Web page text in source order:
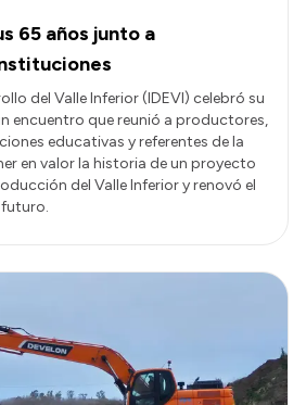
65 años junto a
del Valle Inferior (IDEVI) celebró su
encuentro que reunió a productores,
educativas y referentes de la
en valor la historia de un proyecto
del Valle Inferior y renovó el